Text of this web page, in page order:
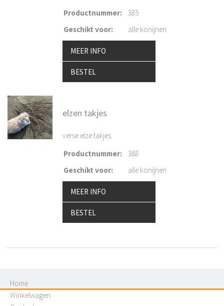
Productnummer:
385
Geschikt voor: alle konijnen
MEER INFO
BESTEL
elzen takjes
verse elze takjes.
Productnummer:
388
Geschikt voor: alle konijnen
MEER INFO
BESTEL
Home
Winkelwagen